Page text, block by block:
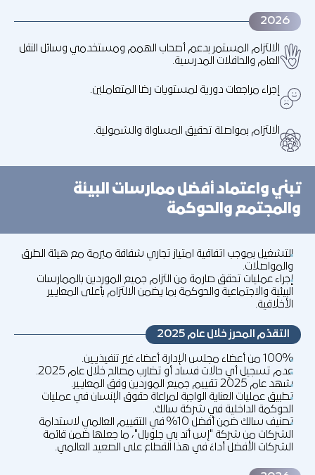
2026
الالتزام المستمر بدعم أصحاب الهمم ومستخدمي وسائل النقل
العام والحافلات المدرسية.
إجراء مراجعات دورية لمستويات رضا المتعاملين.
الالتزام بمواصلة تحقيق المساواة والشمولية.
تبني واعتماد أفضل ممارسات البيئة
والمجتمع والحوكمة
التشغيل بموجب اتفاقية امتياز تجاري شفافة مبرمة مع هيئة الطرق
والمواصلات.
إجراء عمليات تحقق صارمة من التزام جميع الموردين بالممارسات
البيئية والاجتماعية والحوكمة بما يضمن الالتزام بأعلى المعايير
الأخلاقية.
التقدّم المحرز خلال عام 2025
100% من أعضاء مجلس الإدارة أعضاء غير تنفيذيين.
عدم تسجيل أي حالات فساد أو تضارب مصالح خلال عام 2025.
شهد عام 2025 تقييم جميع الموردين وفق المعايير.
تطبيق عمليات العناية الواجبة لمراعاة حقوق الإنسان في عمليات
الحوكمة الداخلية في شركة سالك.
تصنيف سالك ضمن أفضل 10% في التقييم العالمي لاستدامة
الشركات من شركة "إس أند بي جلوبال"، ما جعلها ضمن قائمة
الشركات الأفضل أداءً في هذا القطاع على الصعيد العالمي.